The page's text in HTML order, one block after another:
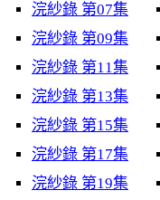
浣紗錄 第07集
浣紗錄 第09集
浣紗錄 第11集
浣紗錄 第13集
浣紗錄 第15集
浣紗錄 第17集
浣紗錄 第19集